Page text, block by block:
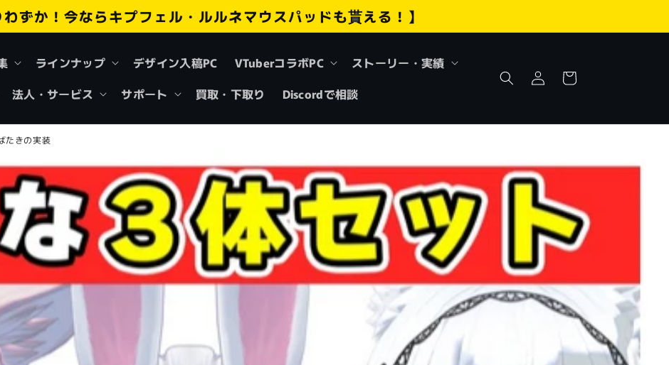
わずか！今ならキプフェル・ルルネマウスパッドも貰える！】
ラインナップ デザイン入稿PC VTuberコラボPC
ストーリー・実績
法人・サービス サポート 買取・下取り Discordで相談
グ
イ
ー
たきの実装